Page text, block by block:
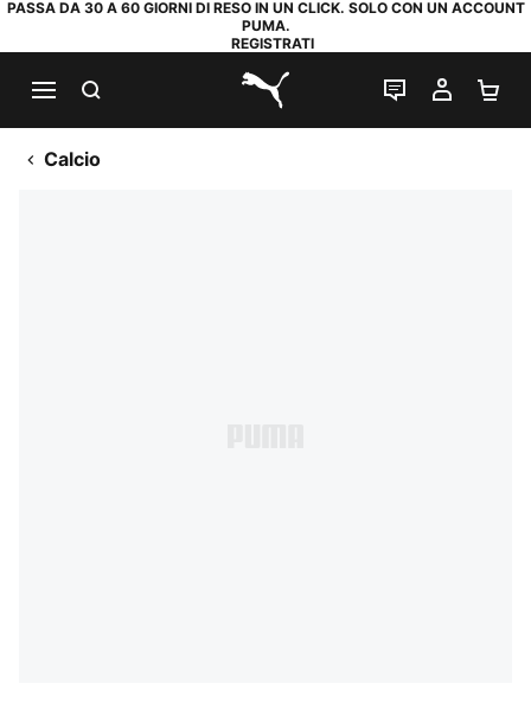
PASSA DA 30 A 60 GIORNI DI RESO IN UN CLICK. SOLO CON UN ACCOUNT
PUMA.
REGISTRATI
PUMA.com
CHAT IL MIO
Calcio